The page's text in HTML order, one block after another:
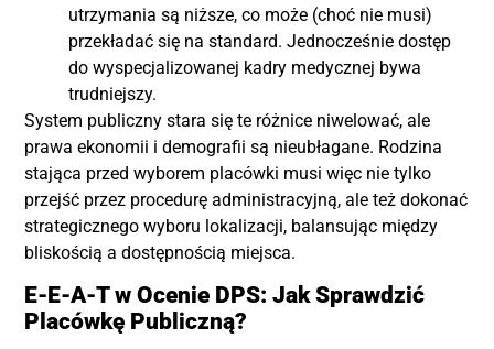
utrzymania są niższe, co może (choć nie musi)
przekładać się na standard. Jednocześnie dostęp
do wyspecjalizowanej kadry medycznej bywa
trudniejszy.
System publiczny stara się te różnice niwelować, ale
prawa ekonomii i demografii są nieubłagane. Rodzina
stająca przed wyborem placówki musi więc nie tylko
przejść przez procedurę administracyjną, ale też dokonać
strategicznego wyboru lokalizacji, balansując między
bliskością a dostępnością miejsca.
E-E-A-T w Ocenie DPS: Jak Sprawdzić
Placówkę Publiczną?